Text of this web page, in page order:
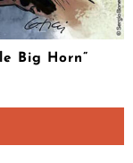
Big Horn”